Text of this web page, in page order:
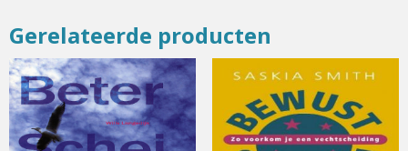
Gerelateerde producten